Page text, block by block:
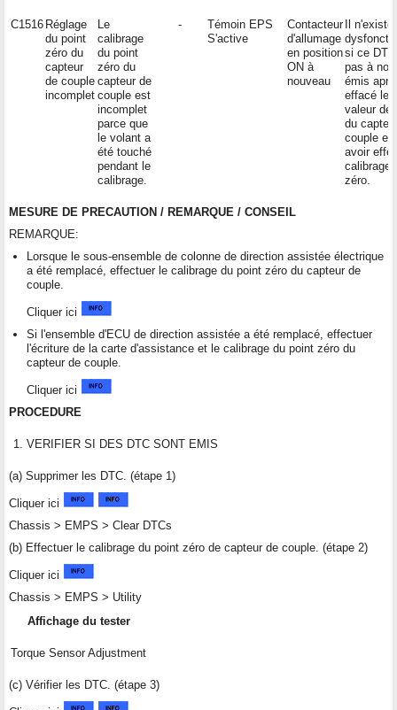
C1516 Réglage
du point
zéro du
capteur
de couple
incomplet
Le
calibrage
du point
zéro du
capteur de
couple est
incomplet
parce que
le volant a
été touché
pendant le
calibrage.
-
Témoin EPS
S'active
Contacteur
d'allumage
en position
ON à
nouveau
Il n'existe
si ce
pas à
émis
effacé le
valeur de
du
couple et
avoir
calibrage
zéro.
MESURE DE PRECAUTION / REMARQUE / CONSEIL
REMARQUE:
Lorsque le sous-ensemble de colonne de direction assistée électrique
a été remplacé, effectuer le calibrage du point zéro du capteur de
couple.
Cliquer ici
Si l'ensemble d'ECU de direction assistée a été remplacé, effectuer
l'écriture de la carte d'assistance et le calibrage du point zéro du
capteur de couple.
Cliquer ici
PROCEDURE
1. VERIFIER SI DES DTC SONT EMIS
(a) Supprimer les DTC. (étape 1)
Cliquer ici
Chassis > EMPS > Clear DTCs
(b) Effectuer le calibrage du point zéro de capteur de couple. (étape 2)
Cliquer ici
Chassis > EMPS > Utility
Affichage du tester
Torque Sensor Adjustment
(c) Vérifier les DTC. (étape 3)